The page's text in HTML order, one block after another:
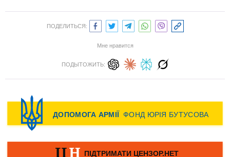
ПОДЕЛИТЬСЯ:
Мне нравится
ПОДЫТОЖИТЬ: